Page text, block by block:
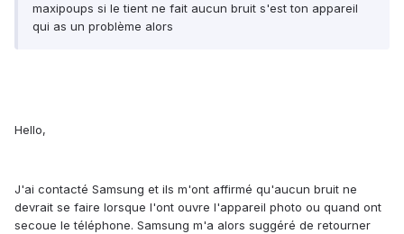
maxipoups si le tient ne fait aucun bruit s'est ton appareil
qui as un problème alors
Hello,
J'ai contacté Samsung et ils m'ont affirmé qu'aucun bruit ne
devrait se faire lorsque l'ont ouvre l'appareil photo ou quand ont
secoue le téléphone. Samsung m'a alors suggéré de retourner